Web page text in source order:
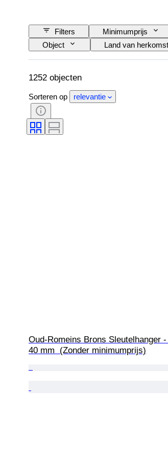
Filters Minimumprijs
Object
Land van herkomst
Fijnheid
Stijl
1252 objecten
Sorteren op relevantie
Oud-Romeins Brons Sleutelhanger -
40 mm  (Zonder minimumprijs)